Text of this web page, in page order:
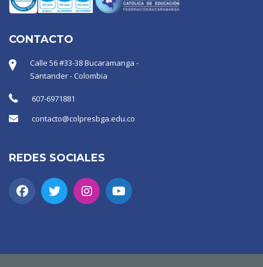
CONTACTO
Calle 56 #33-38 Bucaramanga -
Santander - Colombia
607-6971881
contacto@colpresbga.edu.co
REDES SOCIALES